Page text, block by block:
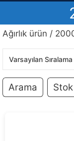
Ağırlık ürün /
Arama